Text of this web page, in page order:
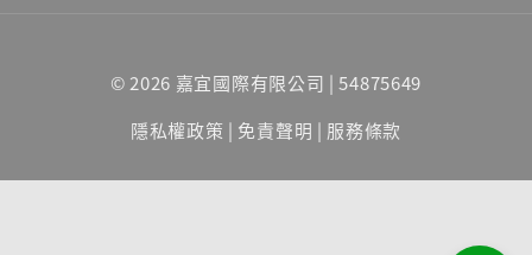
© 2026 嘉宜國際有限公司 | 54875649
隱私權政策 | 免責聲明 | 服務條款